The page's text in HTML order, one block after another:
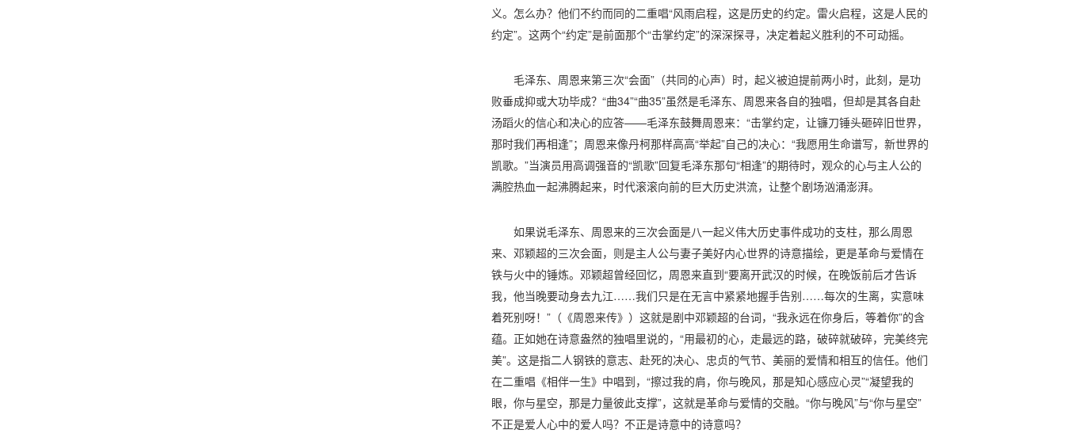
义。怎么办？他们不约而同的二重唱“风雨启程，这是历史的约定。雷火启程，这是人民的
约定”。这两个“约定”是前面那个“击掌约定”的深深探寻，决定着起义胜利的不可动摇。
毛泽东、周恩来第三次“会面”（共同的心声）时，起义被迫提前两小时，此刻，是功
败垂成抑或大功毕成？“曲34”“曲35”虽然是毛泽东、周恩来各自的独唱，但却是其各自赴
汤蹈火的信心和决心的应答——毛泽东鼓舞周恩来：“击掌约定，让镰刀锤头砸碎旧世界，
那时我们再相逢”；周恩来像丹柯那样高高“举起”自己的决心：“我愿用生命谱写，新世界的
凯歌。”当演员用高调强音的“凯歌”回复毛泽东那句“相逢”的期待时，观众的心与主人公的
满腔热血一起沸腾起来，时代滚滚向前的巨大历史洪流，让整个剧场汹涌澎湃。
如果说毛泽东、周恩来的三次会面是八一起义伟大历史事件成功的支柱，那么周恩
来、邓颖超的三次会面，则是主人公与妻子美好内心世界的诗意描绘，更是革命与爱情在
铁与火中的锤炼。邓颖超曾经回忆，周恩来直到“要离开武汉的时候，在晚饭前后才告诉
我，他当晚要动身去九江……我们只是在无言中紧紧地握手告别……每次的生离，实意味
着死别呀！”（《周恩来传》）这就是剧中邓颖超的台词，“我永远在你身后，等着你”的含
蕴。正如她在诗意盎然的独唱里说的，“用最初的心，走最远的路，破碎就破碎，完美终完
美”。这是指二人钢铁的意志、赴死的决心、忠贞的气节、美丽的爱情和相互的信任。他们
在二重唱《相伴一生》中唱到，“擦过我的肩，你与晚风，那是知心感应心灵”“凝望我的
眼，你与星空，那是力量彼此支撑”，这就是革命与爱情的交融。“你与晚风”与“你与星空”
不正是爱人心中的爱人吗？不正是诗意中的诗意吗？